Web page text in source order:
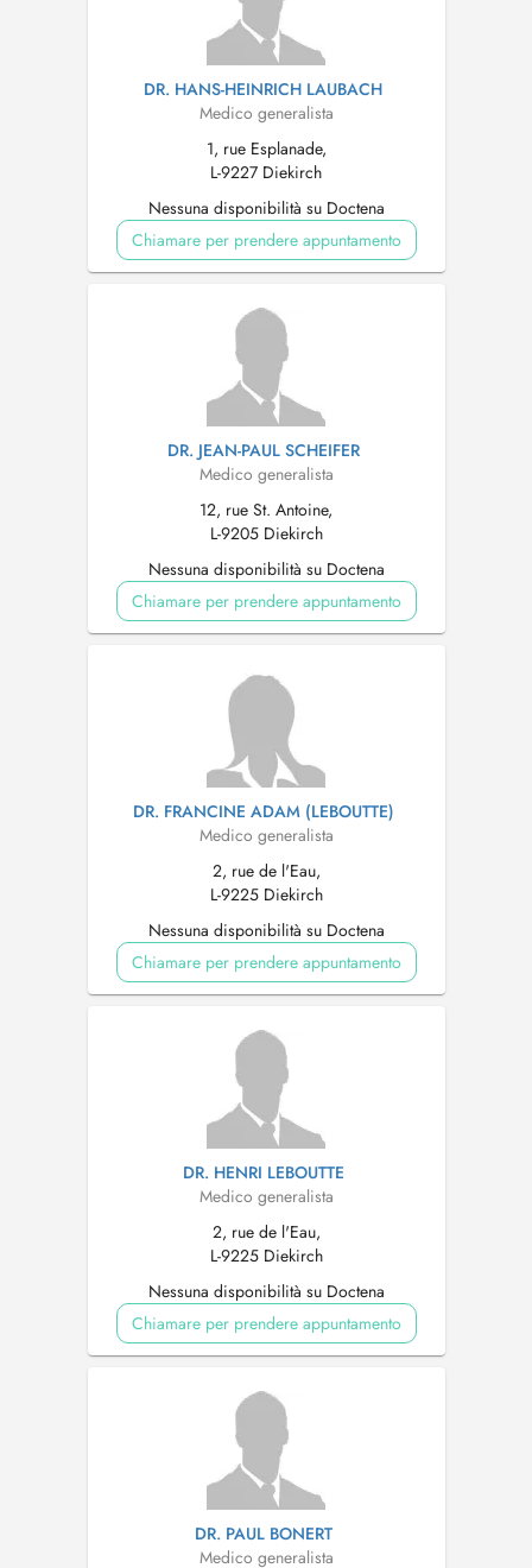
DR. HANS-HEINRICH LAUBACH
Medico generalista
1, rue Esplanade,
L-9227 Diekirch
Nessuna disponibilità su Doctena
Chiamare per prendere appuntamento
DR. JEAN-PAUL SCHEIFER
Medico generalista
12, rue St. Antoine,
L-9205 Diekirch
Nessuna disponibilità su Doctena
Chiamare per prendere appuntamento
DR. FRANCINE ADAM (LEBOUTTE)
Medico generalista
2, rue de l'Eau,
L-9225 Diekirch
Nessuna disponibilità su Doctena
Chiamare per prendere appuntamento
DR. HENRI LEBOUTTE
Medico generalista
2, rue de l'Eau,
L-9225 Diekirch
Nessuna disponibilità su Doctena
Chiamare per prendere appuntamento
DR. PAUL BONERT
Medico generalista